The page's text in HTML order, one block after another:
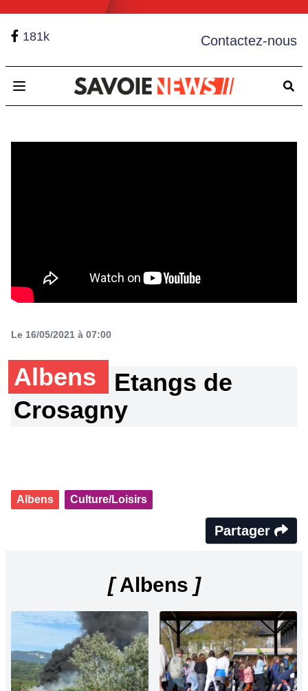
181k Contactez-nous
Open main menu
Le 16/05/2021 à 07:00
Albens
Etangs de
Crosagny
Albens Culture/Loisirs
Partager
[Albens ]